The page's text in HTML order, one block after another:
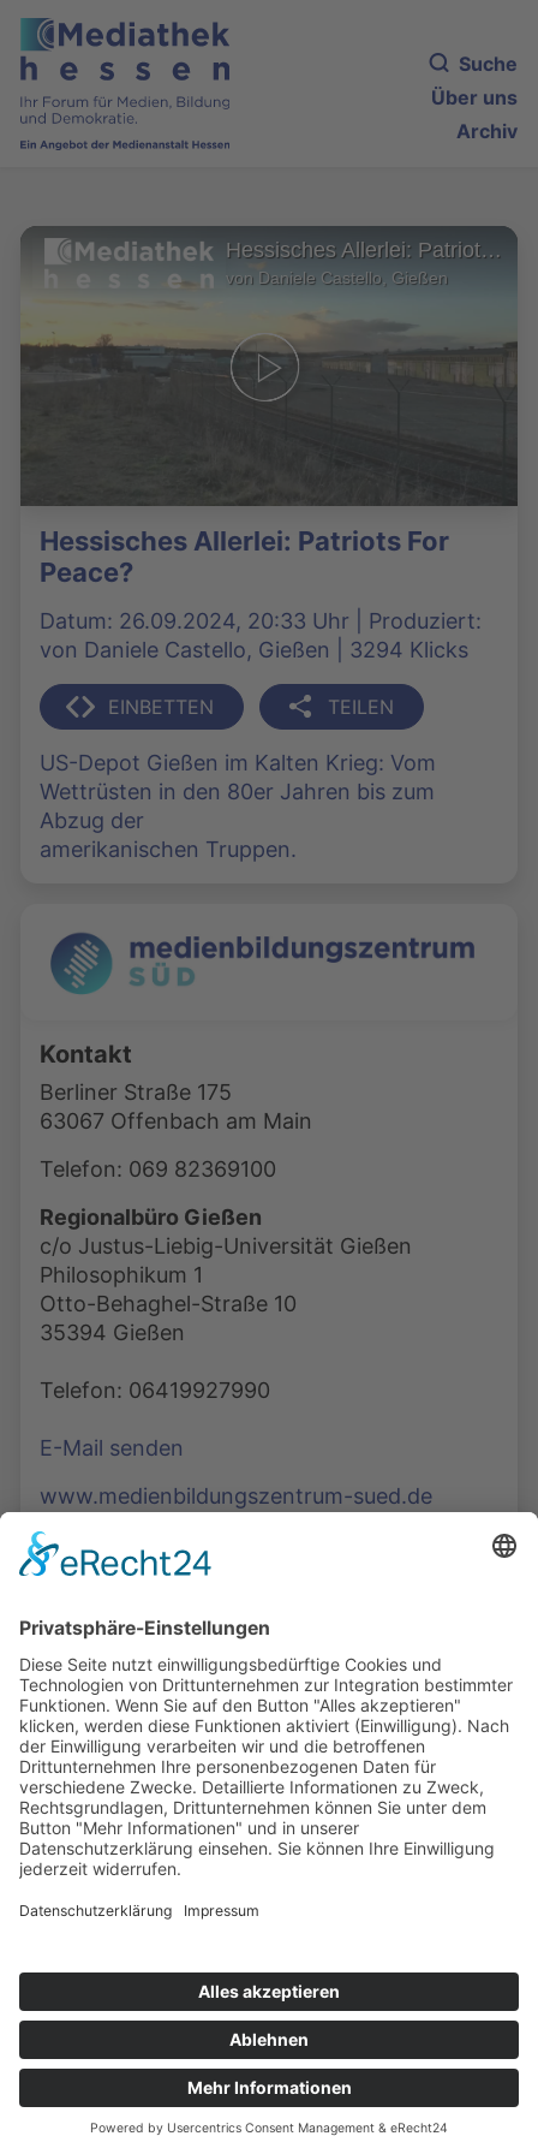
Suche
Über uns
Archiv
Hessisches Allerlei: Patriots For Peace?
von Daniele Castello, Gießen
Hessisches Allerlei: Patriots For
Peace?
Datum: 26.09.2024, 20:33 Uhr | Produziert:
von Daniele Castello, Gießen | 3294 Klicks
EINBETTEN TEILEN
US-Depot Gießen im Kalten Krieg: Vom
Wettrüsten in den 80er Jahren bis zum
Abzug der
amerikanischen Truppen.
Kontakt
Berliner Straße 175
63067 Offenbach am Main
Telefon: 069 82369100
Regionalbüro Gießen
c/o Justus-Liebig-Universität Gießen
Philosophikum 1
Otto-Behaghel-Straße 10
35394 Gießen
Telefon: 06419927990
E-Mail senden
www.medienbildungszentrum-sued.de
Podcasts, Themen und Informationen.
Entdecken Sie unser Forum für Medien, Bildung
und Demokratie - jederzeit und überall
verfügbar.
Mehr erfahren
COOKIE-EINSTELLUNGEN